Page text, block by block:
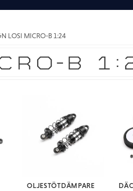
B
LOSI MICRO-B 1:24
OLJESTÖTDÄMPARE